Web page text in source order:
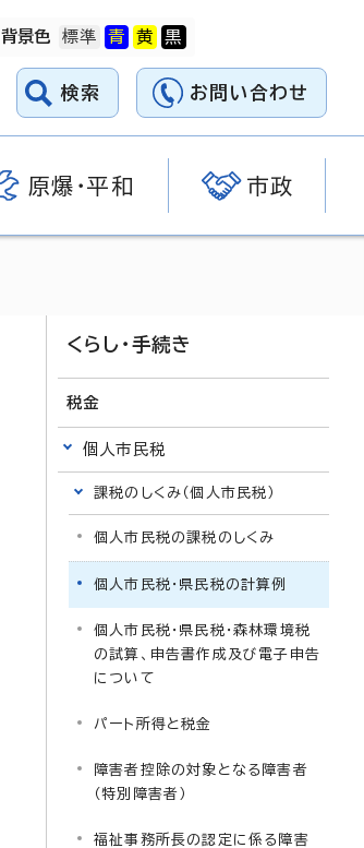
背景色
検索 お問い合わせ
原爆・平和 市政
くらし・手続き
税金
個人市民税
課税のしくみ（個人市民税）
個人市民税の課税のしくみ
個人市民税・県民税の計算例
個人市民税・県民税・森林環境税
の試算、申告書作成及び電子申告
について
パート所得と税金
障害者控除の対象となる障害者
（特別障害者）
福祉事務所長の認定に係る障害